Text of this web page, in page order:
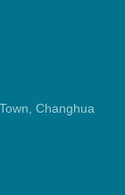
Changhua